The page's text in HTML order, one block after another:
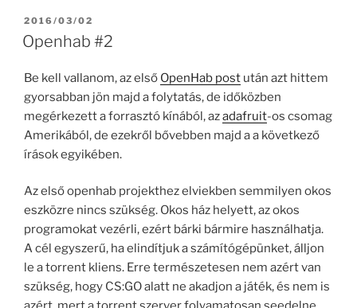
POSTED
ON
2016/03/02
Openhab #2
Be kell vallanom, az első OpenHab post után azt hittem
gyorsabban jön majd a folytatás, de időközben
megérkezett a forrasztó kínából, azadafruit-os csomag
Amerikából, de ezekről bővebben majd a a következő
írások egyikében.
Az első openhab projekthez elviekben semmilyen okos
eszközre nincs szükség. Okos ház helyett, az okos
programokat vezérli, ezért bárki bármire használhatja.
A cél egyszerű, ha elindítjuk a számítógépünket, álljon
le a torrent kliens. Erre természetesen nem azért van
szükség, hogy CS:GO alatt ne akadjon a játék, és nem is